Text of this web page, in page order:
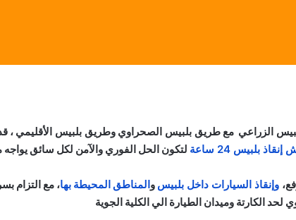
الزراعي معطريق بلبيس الصحراوي وطريق بلبيس الأقليمي ،
بلبيس 24 ساعة لتكون الحل الفوري والآمن لكل سائق يواجه
وإنقاذ السيارات داخل بلبيس والمناطق المحيطة بها، مع التزام
الكارتة وميدان الطيارة الي الكلية الجوية